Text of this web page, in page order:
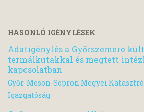
HASONLÓ IGÉNYLÉSEK
Adatigénylés a Győrszemere
termálkutakkal és megtett
kapcsolatban
Győr-Moson-Sopron Megyei
Igazgatóság